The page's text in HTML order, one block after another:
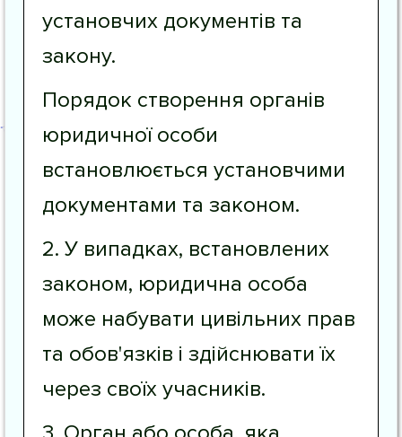
установчих документів та
закону.
Порядок створення органів
юридичної особи
встановлюється установчими
документами та законом.
2. У випадках, встановлених
законом, юридична особа
може набувати цивільних прав
та обов'язків і здійснювати їх
через своїх учасників.